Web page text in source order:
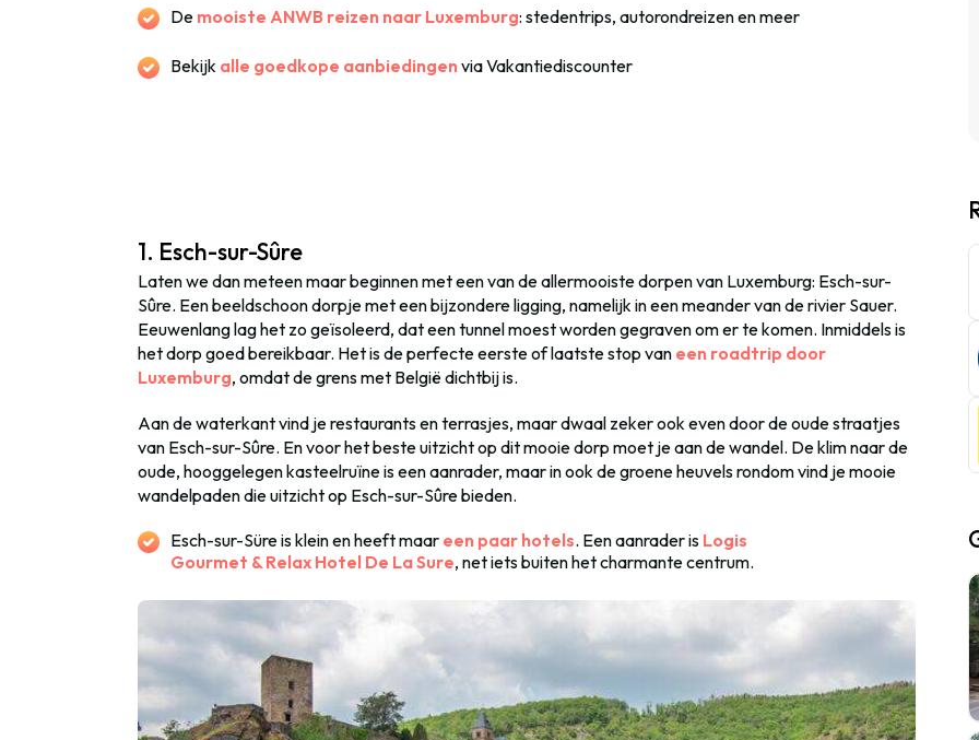
De mooiste ANWB reizen naar Luxemburg: stedentrips, autorondreizen en meer
Bekijk alle goedkope aanbiedingen via Vakantiediscounter
1. Esch-sur-Sûre
Laten we dan meteen maar beginnen met een van de allermooiste dorpen van Luxemburg: Esch-sur-
Sûre. Een beeldschoon dorpje met een bijzondere ligging, namelijk in een meander van de rivier Sauer.
Eeuwenlang lag het zo geïsoleerd, dat een tunnel moest worden gegraven om er te komen. Inmiddels is
het dorp goed bereikbaar. Het is de perfecte eerste of laatste stop van een roadtrip door
Luxemburg, omdat de grens met België dichtbij is.
Aan de waterkant vind je restaurants en terrasjes, maar dwaal zeker ook even door de oude straatjes
van Esch-sur-Sûre. En voor het beste uitzicht op dit mooie dorp moet je aan de wandel. De klim naar de
oude, hooggelegen kasteelruïne is een aanrader, maar in ook de groene heuvels rondom vind je mooie
wandelpaden die uitzicht op Esch-sur-Sûre bieden.
Esch-sur-Süre is klein en heeft maar een paar hotels. Een aanrader is Logis
Gourmet & Relax Hotel De La Sure, net iets buiten het charmante centrum.